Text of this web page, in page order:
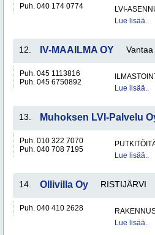
Puh. 040 174 0774
LVI-
Lue lisää..
12. IV-MAAILMA OY Vantaa
Puh. 045 1113816
Puh. 045 6750892
Lue lisää..
13. Muhoksen LVI-Palvelu
Puh. 010 322 7070
Puh. 040 708 7195
Lue lisää..
14. Ollivilla Oy RISTIJÄRVI
Puh. 040 410 2628
Lue lisää..